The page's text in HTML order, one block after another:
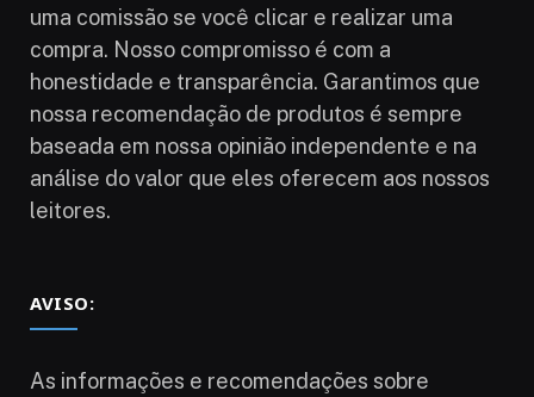
uma comissão se você clicar e realizar uma
compra. Nosso compromisso é com a
honestidade e transparência. Garantimos que
nossa recomendação de produtos é sempre
baseada em nossa opinião independente e na
análise do valor que eles oferecem aos nossos
leitores.
AVISO:
As informações e recomendações sobre